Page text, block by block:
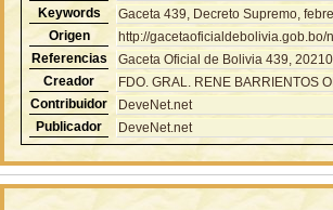
Keywords
Gaceta 439, Decreto Supremo,
Origen
http://gacetaoficialdebolivia.gob.bo/
Referencias
Gaceta Oficial de Bolivia 439,
Creador
FDO. GRAL. RENE BARRIENTOS
Contribuidor
DeveNet.net
Publicador
DeveNet.net